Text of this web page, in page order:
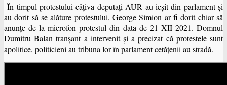
În timpul protestului câţiva deputaţi AUR au ieşit din parlament şi
au dorit să se alăture protestului, George Simion ar fi dorit chiar să
anunţe de la microfon protestul din data de 21 XII 2021. Domnul
Dumitru Balan tranşant a intervenit şi a precizat că protestele sunt
apolitice, politicieni au tribuna lor în parlament cetăţenii au stradă.